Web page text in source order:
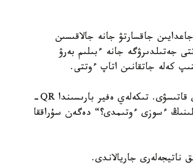
جاقسارتۋ جانە جالاقىسىن
جەتىلدىرۋگە جانە ءبىلىم بەرۋ
كەلە جاتقانىن اتاپ ءوتتى.
جوبانىڭ باستى ەرەكشەلىكتەرىنىڭ ءبىرى — كورەرمەندەردىڭ بەلسەندى قاتىسۋى. تىكەلەي ەفير بارىسىندا QR-
ءسوزى ءوتىمدى؟“ دەگەن سۇراققا
ناتيجەلەرى جاريالاندى.